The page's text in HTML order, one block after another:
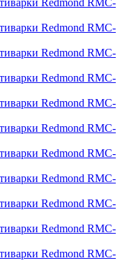
Redmond RMC-
Redmond RMC-
Redmond RMC-
Redmond RMC-
Redmond RMC-
Redmond RMC-
Redmond RMC-
Redmond RMC-
Redmond RMC-
Redmond RMC-
Redmond RMC-